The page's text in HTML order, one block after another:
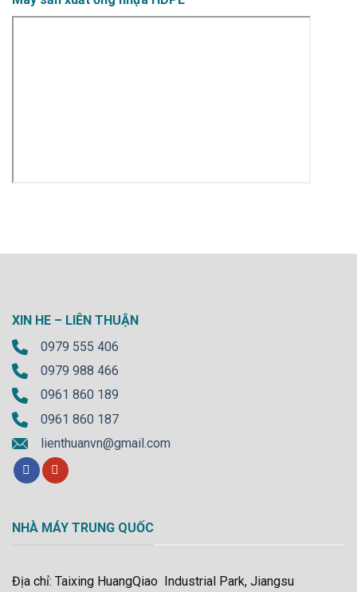
XIN HE – LIÊN THUẬN
0979 555 406
0979 988 466
0961 860 189
0961 860 187
lienthuanvn@gmail.com
NHÀ MÁY TRUNG QUỐC
Địa chỉ: Taixing HuangQiao Industrial Park, Jiangsu